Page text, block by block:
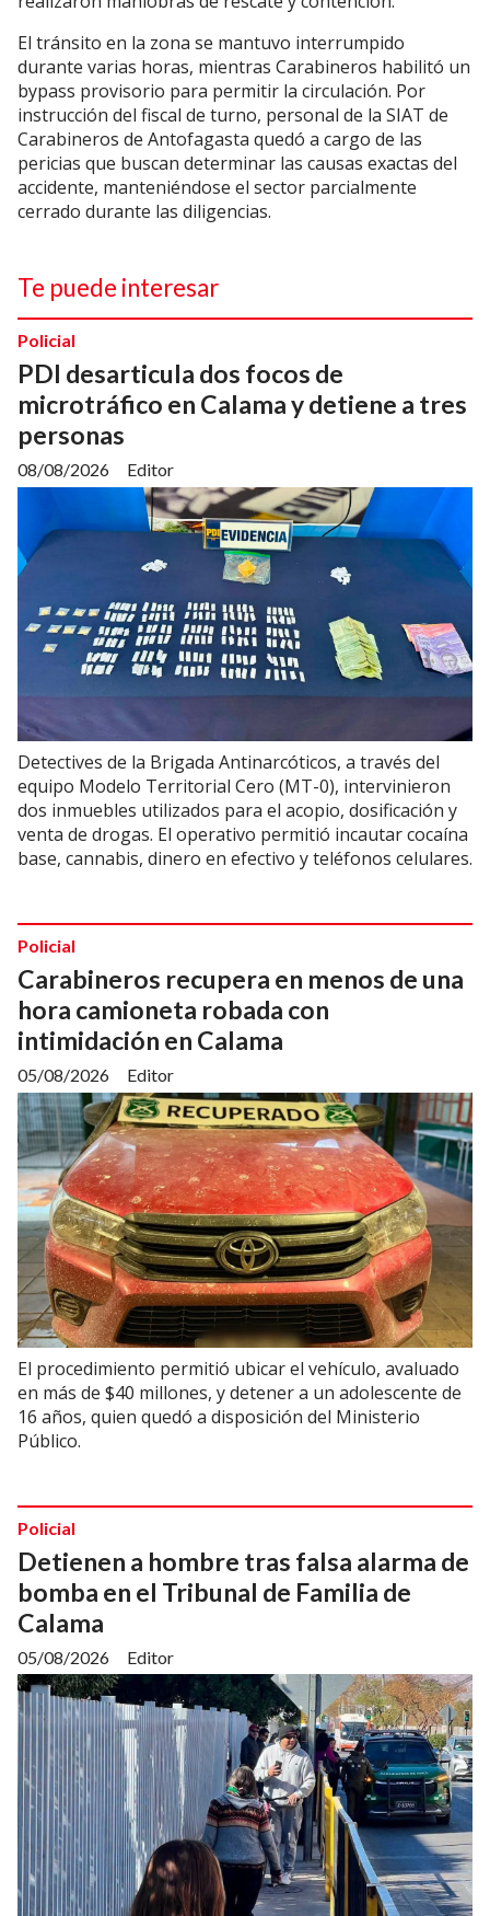
El tránsito en la zona se mantuvo interrumpido
durante varias horas, mientras Carabineros habilitó un
bypass provisorio para permitir la circulación. Por
instrucción del fiscal de turno, personal de la SIAT de
Carabineros de Antofagasta quedó a cargo de las
pericias que buscan determinar las causas exactas del
accidente, manteniéndose el sector parcialmente
cerrado durante las diligencias.
Te puede interesar
PDI desarticula dos focos de
microtráfico en Calama y detiene a tres
personas
Editor
Policial
08/08/2026
Detectives de la Brigada Antinarcóticos, a través del
equipo Modelo Territorial Cero (MT-0), intervinieron
dos inmuebles utilizados para el acopio, dosificación y
venta de drogas. El operativo permitió incautar cocaína
base, cannabis, dinero en efectivo y teléfonos celulares.
Carabineros recupera en menos de una
hora camioneta robada con
intimidación en Calama
Editor
Policial
05/08/2026
El procedimiento permitió ubicar el vehículo, avaluado
en más de $40 millones, y detener a un adolescente de
16 años, quien quedó a disposición del Ministerio
Público.
Detienen a hombre tras falsa alarma de
bomba en el Tribunal de Familia de
Calama
Editor
Policial
05/08/2026